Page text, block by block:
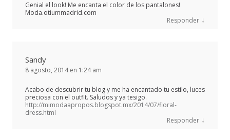
Genial el look! Me encanta el color de los pantalones!
Moda.otiummadrid.com
Responder ↓
Sandy
8 agosto, 2014 en 1:24 am
Acabo de descubrir tu blog y me ha encantado tu estilo, luces
preciosa con el outfit. Saludos y ya tesigo.
http://mimodaapropos.blogspot.mx/2014/07/floral-
dress.html
Responder ↓